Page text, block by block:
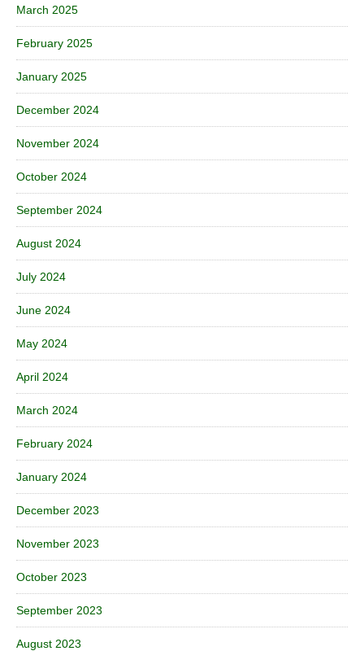
March 2025
February 2025
January 2025
December 2024
November 2024
October 2024
September 2024
August 2024
July 2024
June 2024
May 2024
April 2024
March 2024
February 2024
January 2024
December 2023
November 2023
October 2023
September 2023
August 2023